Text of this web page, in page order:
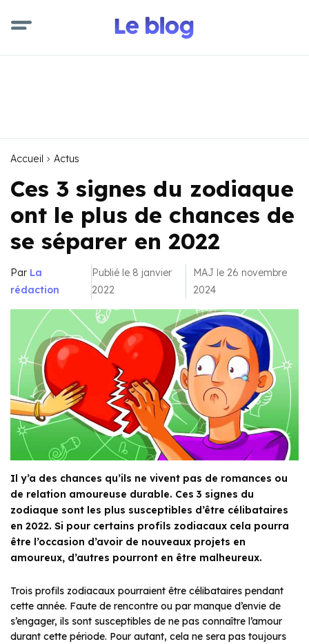
Accueil Actus
Ces 3 signes du zodiaque
ont le plus de chances de
se séparer en 2022
Par La
rédaction
Publié le 8 janvier
2022
MAJ le 26 novembre
2024
Il y’a des chances qu’ils ne vivent pas de romances ou
de relation amoureuse durable. Ces 3 signes du
zodiaque sont les plus susceptibles d’être célibataires
en 2022. Si pour certains profils zodiacaux cela pourra
être l’occasion d’avoir de nouveaux projets en
amoureux, d’autres pourront en être malheureux.
Trois profils zodiacaux pourraient être célibataires pendant
cette année. Faute de rencontre ou par manque d’envie de
s’engager, ils sont susceptibles de ne pas connaître l’amour
durant cette période. Pour autant, cela ne sera pas toujours